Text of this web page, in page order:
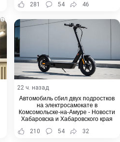
281
54 46
i
22 ч. назад
Автомобиль сбил двух подростков
на электросамокате в
Комсомольске-на-Амуре - Новости
Хабаровска и Хабаровского края
210
54 32